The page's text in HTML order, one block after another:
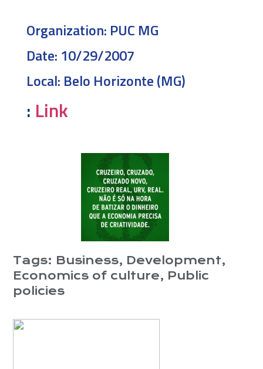
Tags: Business, Development,
Economics of culture, Public
policies
Organization: PUC MG
Date: 10/29/2007
Local: Belo Horizonte (MG)
: Link